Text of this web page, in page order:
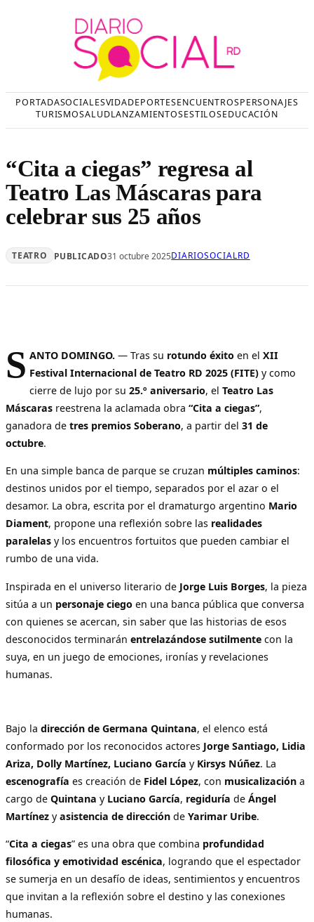
PORTADASOCIALESVIDADEPORTESENCUENTROSPERSONAJES
TURISMOSALUDLANZAMIENTOSESTILOSEDUCACIÓN
“Cita a ciegas” regresa al
Teatro Las Máscaras para
celebrar sus 25 años
TEATRO PUBLICADO31 octubre 2025DIARIOSOCIALRD
S ANTO DOMINGO. — Tras su rotundo éxito en elXII
Festival Internacional de Teatro RD 2025 (FITE) y como
cierre de lujo por su25.º aniversario, elTeatro Las
Máscaras reestrena la aclamada obra “Cita a ciegas”,
ganadora de tres premios Soberano, a partir del 31 de
octubre.
En una simple banca de parque se cruzan múltiples caminos:
destinos unidos por el tiempo, separados por el azar o el
desamor. La obra, escrita por el dramaturgo argentino Mario
Diament, propone una reflexión sobre las realidades
paralelas y los encuentros fortuitos que pueden cambiar el
rumbo de una vida.
Inspirada en el universo literario de Jorge Luis Borges, la pieza
sitúa a un personaje ciego en una banca pública que conversa
con quienes se acercan, sin saber que las historias de esos
desconocidos terminarán entrelazándose sutilmente con la
suya, en un juego de emociones, ironías y revelaciones
humanas.
Bajo la dirección de Germana Quintana, el elenco está
conformado por los reconocidos actores Jorge Santiago, Lidia
Ariza, Dolly Martínez, Luciano García y Kirsys Núñez. La
escenografía es creación de Fidel López, con musicalización a
cargo de Quintana y Luciano García, regiduría de Ángel
Martínez yasistencia de dirección de Yarimar Uribe.
“Cita a ciegas” es una obra que combina profundidad
filosófica y emotividad escénica, logrando que el espectador
se sumerja en un desafío de ideas, sentimientos y encuentros
que invitan a la reflexión sobre el destino y las conexiones
humanas.